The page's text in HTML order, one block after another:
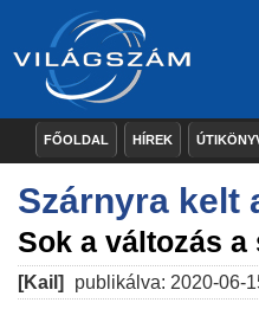
FŐOLDAL HÍREK
Szárnyra kelt
Sok a változás a
[Kail] publikálva: 2020-06-